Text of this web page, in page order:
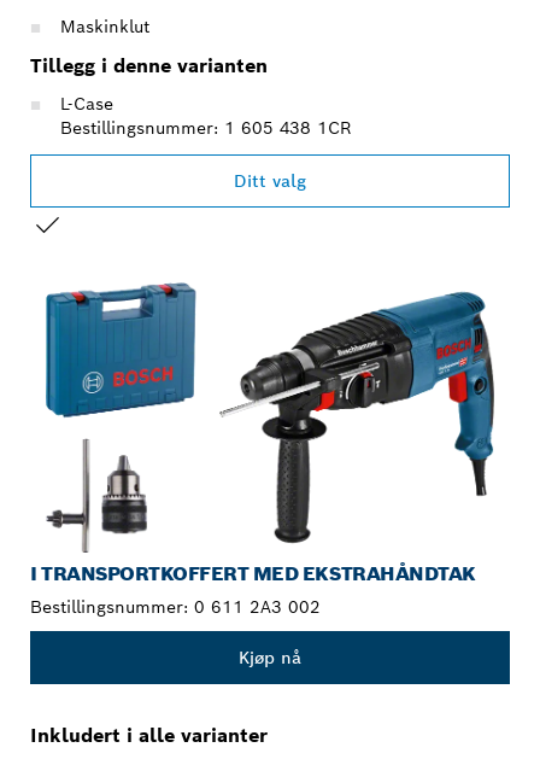
Maskinklut
Tillegg i denne varianten
L-Case
Bestillingsnummer: 1 605 438 1CR
Ditt valg
I TRANSPORTKOFFERT MED EKSTRAHÅNDTAK
Bestillingsnummer: 0 611 2A3 002
Kjøp nå
Inkludert i alle varianter